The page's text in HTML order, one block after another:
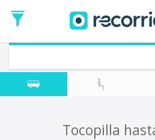
de
Ida
Vuelta (opcional)
Fecha
de
Tocopilla